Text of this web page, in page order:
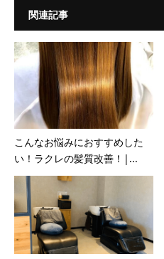
関連記事
こんなお悩みにおすすめした
い！ラクレの髪質改善！|...